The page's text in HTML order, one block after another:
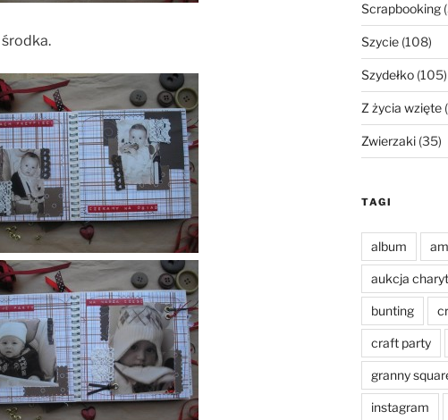
Scrapbooking
Szycie(108)
Szydełko(105)
Z życia wzięte
Zwierzaki(35)
TAGI
album
aukcja
bunting
craft party
granny
instagram